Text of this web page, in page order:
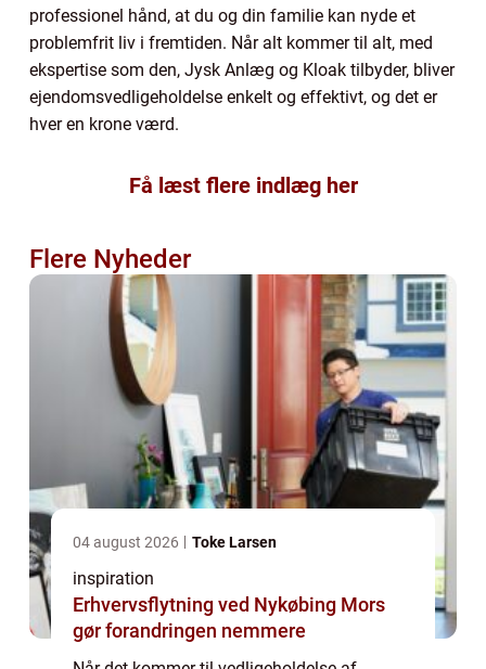
professionel hånd, at du og din familie kan nyde et
problemfrit liv i fremtiden. Når alt kommer til alt, med
ekspertise som den, Jysk Anlæg og Kloak tilbyder, bliver
ejendomsvedligeholdelse enkelt og effektivt, og det er
hver en krone værd.
Få læst flere indlæg her
Flere Nyheder
04 august 2026 Toke Larsen
inspiration
Erhvervsflytning ved Nykøbing Mors
gør forandringen nemmere